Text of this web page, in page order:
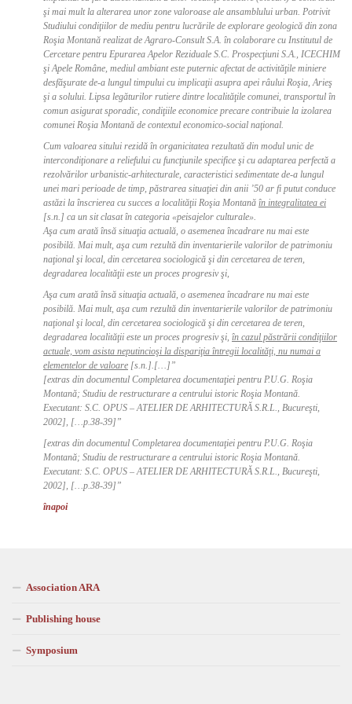
şi mai mult la alterarea unor zone valoroase ale ansamblului urban. Potrivit
Studiului condiţiilor de mediu pentru lucrările de explorare geologică din zona
Roşia Montană realizat de Agraro-Consult S.A. în colaborare cu Institutul de
Cercetare pentru Epurarea Apelor Reziduale S.C. Prospecţiuni S.A., ICECHIM
şi Apele Române, mediul ambiant este puternic afectat de activităţile miniere
desfăşurate de-a lungul timpului cu implicaţii asupra apei râului Roşia, Arieş
şi a solului. Lipsa legăturilor rutiere dintre localităţile comunei, transportul în
comun asigurat sporadic, condiţiile economice precare contribuie la izolarea
comunei Roşia Montană de contextul economico-social naţional.
Cum valoarea sitului rezidă în organicitatea rezultată din modul unic de
intercondiţionare a reliefului cu funcţiunile specifice şi cu adaptarea perfectă a
rezolvărilor urbanistic-arhitecturale, caracteristici sedimentate de-a lungul
unei mari perioade de timp, păstrarea situaţiei din anii ’50 ar fi putut conduce
astăzi la înscrierea cu succes a localităţii Roşia Montană în integralitatea ei
[s.n.] ca un sit clasat în categoria «peisajelor culturale».
Aşa cum arată însă situaţia actuală, o asemenea încadrare nu mai este
posibilă. Mai mult, aşa cum rezultă din inventarierile valorilor de patrimoniu
naţional şi local, din cercetarea sociologică şi din cercetarea de teren,
degradarea localităţii este un proces progresiv şi,
Aşa cum arată însă situaţia actuală, o asemenea încadrare nu mai este
posibilă. Mai mult, aşa cum rezultă din inventarierile valorilor de patrimoniu
naţional şi local, din cercetarea sociologică şi din cercetarea de teren,
degradarea localităţii este un proces progresiv şi, în cazul păstrării condiţiilor
actuale, vom asista neputincioşi la dispariţia întregii localităţi, nu numai a
elementelor de valoare [s.n.].[…]”
[extras din documentul Completarea documentaţiei pentru P.U.G. Roşia
Montană; Studiu de restructurare a centrului istoric Roşia Montană.
Executant: S.C. OPUS – ATELIER DE ARHITECTURĂ S.R.L., Bucureşti,
2002], […p.38-39]”
[extras din documentul Completarea documentaţiei pentru P.U.G. Roşia
Montană; Studiu de restructurare a centrului istoric Roşia Montană.
Executant: S.C. OPUS – ATELIER DE ARHITECTURĂ S.R.L., Bucureşti,
2002], […p.38-39]”
înapoi
Association ARA
Publishing house
Symposium